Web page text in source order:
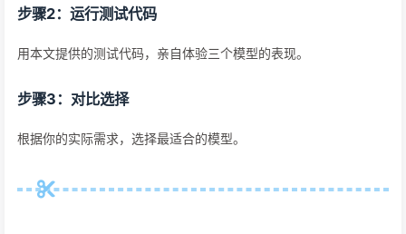
步骤2：运行测试代码
用本文提供的测试代码，亲自体验三个模型的表现。
步骤3：对比选择
根据你的实际需求，选择最适合的模型。